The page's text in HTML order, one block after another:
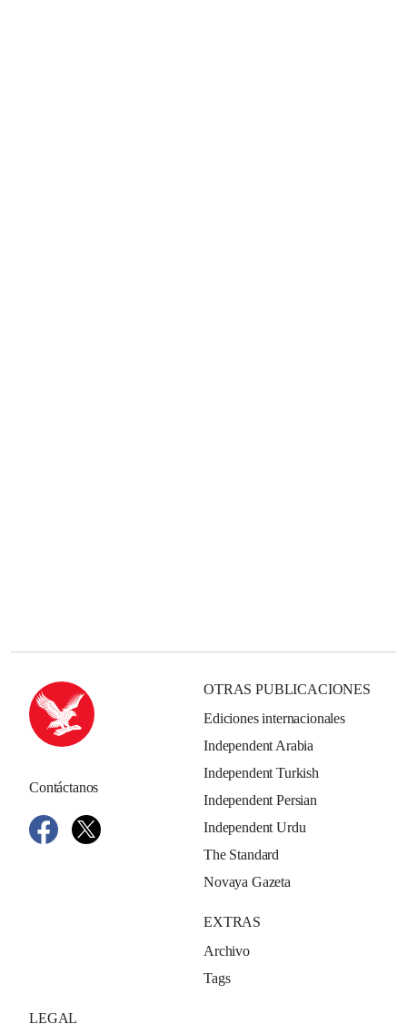
Contáctanos
OTRAS PUBLICACIONES
Ediciones internacionales
Independent Arabia
Independent Turkish
Independent Persian
Independent Urdu
The Standard
Novaya Gazeta
EXTRAS
Archivo
Tags
LEGAL